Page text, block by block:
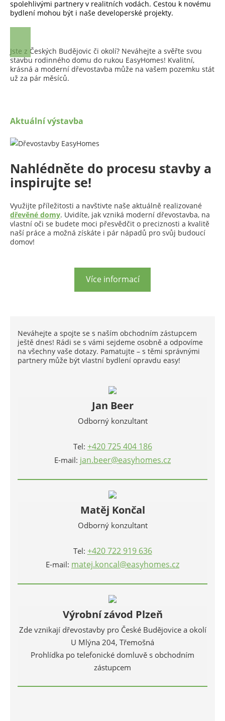
spolehlivými partnery v realitních vodách. Cestou k novému
bydlení mohou být i naše developerské projekty.
Jste z Českých Budějovic či okolí? Neváhejte a svěřte svou
stavbu rodinného domu do rukou EasyHomes! Kvalitní,
krásná a moderní dřevostavba může na vašem pozemku stát
už za pár měsíců.
Aktuální výstavba
Nahlédněte do procesu stavby a
inspirujte se!
Využijte příležitosti a navštivte naše aktuálně realizované
dřevěné domy. Uvidíte, jak vzniká moderní dřevostavba, na
vlastní oči se budete moci přesvědčit o preciznosti a kvalitě
naší práce a možná získáte i pár nápadů pro svůj budoucí
domov!
Více informací
Neváhejte a spojte se s naším obchodním zástupcem
ještě dnes! Rádi se s vámi sejdeme osobně a odpovíme
na všechny vaše dotazy. Pamatujte – s těmi správnými
partnery může být vlastní bydlení opravdu easy!
Jan Beer
Odborný konzultant
Tel: +420 725 404 186
E-mail: jan.beer@easyhomes.cz
Matěj Končal
Odborný konzultant
Tel: +420 722 919 636
E-mail: matej.koncal@easyhomes.cz
Výrobní závod Plzeň
Zde vznikají dřevostavby pro České Budějovice a okolí
U Mlýna 204, Třemošná
Prohlídka po telefonické domluvě s obchodním
zástupcem